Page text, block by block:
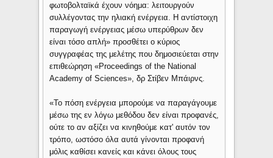
φωτοβολταϊκά έχουν νόημα: λειτουργούν
συλλέγοντας την ηλιακή ενέργεια. Η αντίστοιχη
παραγωγή ενέργειας μέσω υπερύθρων δεν
είναι τόσο απλή» προσθέτει ο κύριος
συγγραφέας της μελέτης που δημοσιεύεται στην
επιθεώρηση «Proceedings of the National
Academy of Sciences», δρ Στίβεν Μπάιρνς.
«Το πόση ενέργεια μπορούμε να παραγάγουμε
μέσω της εν λόγω μεθόδου δεν είναι προφανές,
ούτε το αν αξίζει να κινηθούμε κατ' αυτόν τον
τρόπο, ωστόσο όλα αυτά γίνονται προφανή
μόλις καθίσει κανείς και κάνει όλους τους